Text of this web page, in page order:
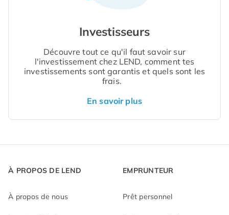
Investisseurs
Découvre tout ce qu'il faut savoir sur
l'investissement chez LEND, comment tes
investissements sont garantis et quels sont les
frais.
En savoir plus
À PROPOS DE LEND
À propos de nous
EMPRUNTEUR
Prêt personnel